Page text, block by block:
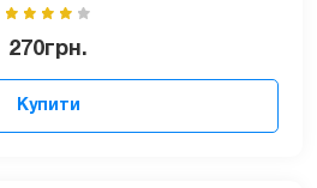
270грн.
Купити